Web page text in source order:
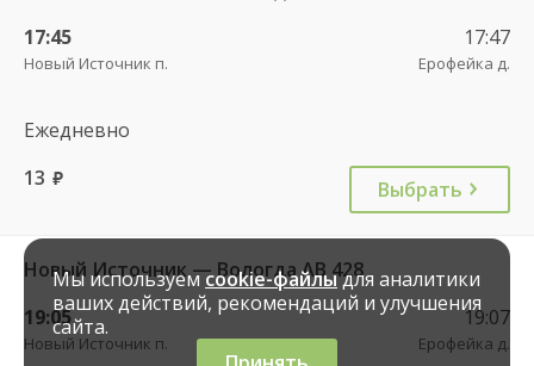
17:45
Новый Источник п.
17:47
Ерофейка д.
Ежедневно
13 руб. Выбрать
Новый Источник — Вологда АВ 428
19:05
Новый Источник п.
19:07
Ерофейка д.
Мы используемcookie-файлыдля аналитики
ваших действий, рекомендаций и улучшения
сайта.